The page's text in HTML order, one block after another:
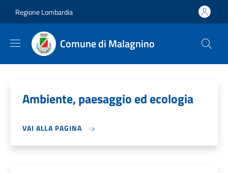
Regione Lombardia
Comune di Malagnino
Ambiente, paesaggio ed ecologia
VAI ALLA PAGINA